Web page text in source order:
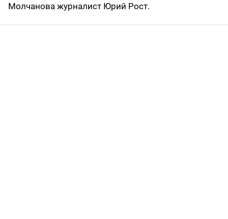
Молчанова журналист Юрий Рост.